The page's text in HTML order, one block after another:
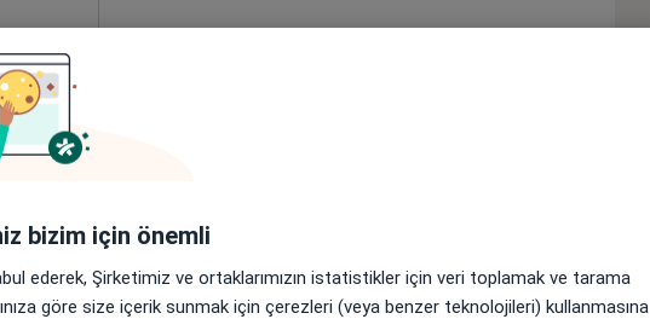
• Harita
Randevu talep et
bizim için önemli
ederek, Şirketimiz ve ortaklarımızın istatistikler için veri toplamak ve tarama
göre size içerik sunmak için çerezleri (veya benzer teknolojileri) kullanmasına